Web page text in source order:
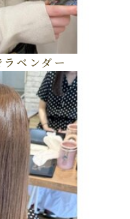
ベンダー